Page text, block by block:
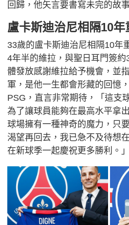
回歸，他矢言要書寫未完的故
盧卡斯迪治尼相隔10年
33歲的盧卡斯迪治尼相隔10年
4年半的維拉，與聖日耳門簽
體發放感謝維拉給予機會，並
軍，是他一生都會形藏的回憶
PSG，直言非常期待，「這支
為了讓球員能夠在最高水平拿
球場擁有一種神奇的魔力，只
渴望再回去，我已急不及待想
在新球季一起慶祝更多勝利。」